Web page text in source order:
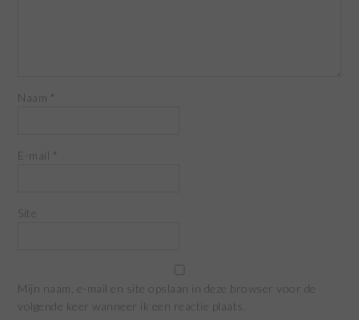
Naam *
E-mail *
Site
Mijn naam, e-mail en site opslaan in deze browser voor de
volgende keer wanneer ik een reactie plaats.